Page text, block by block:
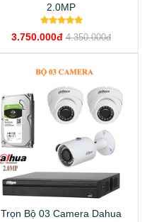
2.0MP
3.750.000đ 4.350.000đ
Trọn Bộ 03 Camera Dahua